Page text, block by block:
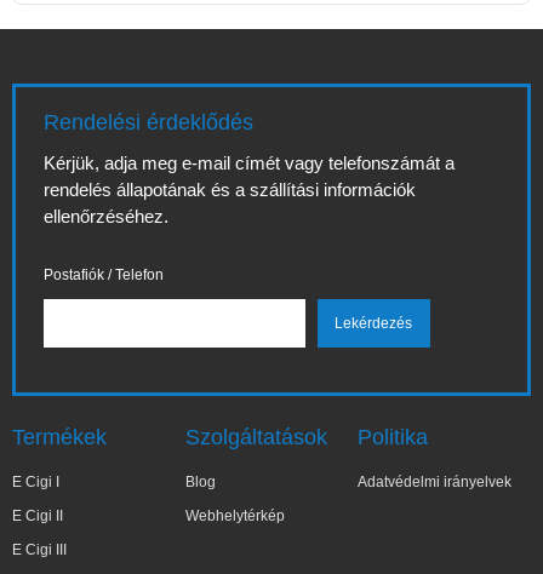
Rendelési érdeklődés
Kérjük, adja meg e-mail címét vagy telefonszámát a
rendelés állapotának és a szállítási információk
ellenőrzéséhez.
Postafiók / Telefon
Termékek
E Cigi I
E Cigi II
E Cigi III
Szolgáltatások
Blog
Webhelytérkép
Politika
Adatvédelmi irányelvek